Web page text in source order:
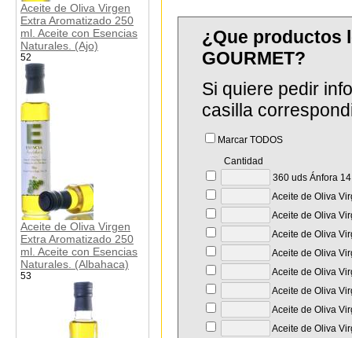
Aceite de Oliva Virgen
Extra Aromatizado 250
ml. Aceite con Esencias
Naturales. (Ajo)
52
Aceite de Oliva Virgen
Extra Aromatizado 250
ml. Aceite con Esencias
Naturales. (Albahaca)
53
¿Que productos
GOURMET?
Si quiere pedir
casilla
Marcar TODOS
Cantidad
360 uds Ánfora
Aceite de Oliva
Aceite de Oliva
Aceite de Oliva
Aceite de Oliva
Aceite de Oliva
Aceite de Oliva
Aceite de Oliva
Aceite de Oliva